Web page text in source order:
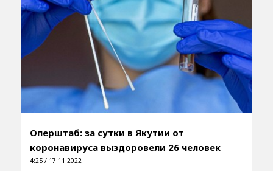
Оперштаб: за сутки в Якутии от
коронавируса выздоровели 26 человек
4:25 / 17.11.2022